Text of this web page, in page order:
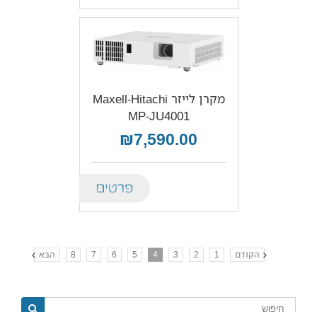
מקרן לייזר Maxell-Hitachi
MP-JU4001
₪7,590.00
הקודם 1
2
3
4
5
6
7
8 הבא